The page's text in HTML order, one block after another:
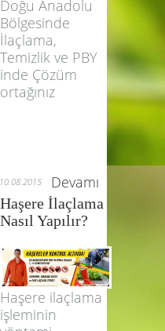
Erzurum ve
Doğu Anadolu
Bölgesinde
İlaçlama,
Haşere İlaçlama
Nasıl Yapılır?